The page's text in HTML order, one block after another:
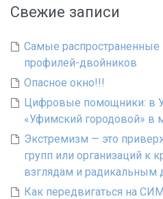
Свежие записи
Самые распространенные
профилей-двойников
Опасное окно!!!
Цифровые помощники: в
«Уфимский городовой» в
Экстремизм — это
групп или организаций к
взглядам и радикальным
Как передвигаться на